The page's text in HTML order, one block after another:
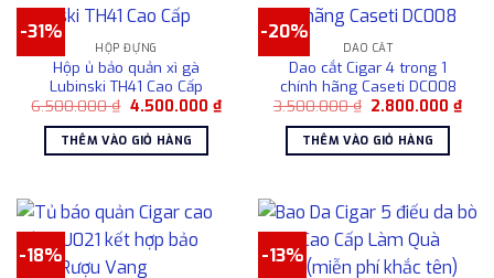
có
biến
thể.
Các
tùy
chọn
được
chọn
trên
-31%
HỘP ĐỰNG
Hộp ủ bảo quản xì gà
Lubinski TH41 Cao Cấp
6.500.000₫ Giá
là:
6.500.000 ₫.
4.500.000 ₫Giá
hiện
4.500.000 ₫.
THÊM VÀO GIỎ HÀNG
-20%
DAO CẮT
Dao cắt Cigar 4 trong 1
chính hãng Caseti DC008
3.500.000₫ Giá
là:
3.500.000 ₫.
2.800.000₫Giá
hiện
THÊM VÀO GIỎ HÀNG
-18% -13%